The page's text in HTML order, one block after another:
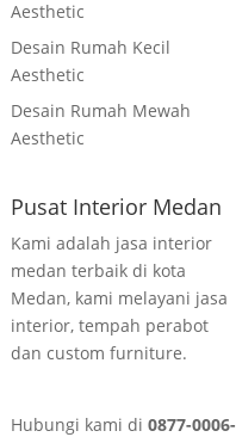
Aesthetic
Desain Rumah Kecil
Aesthetic
Desain Rumah Mewah
Aesthetic
Pusat Interior Medan
Kami adalah jasa interior
medan terbaik di kota
Medan, kami melayani jasa
interior, tempah perabot
dan custom furniture.
Hubungi kami di0877-0006-